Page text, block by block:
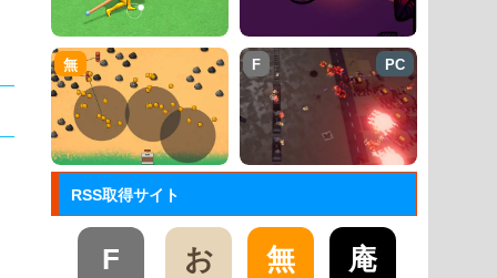
無 F PC
RSS取得サイト
F お 無 庵